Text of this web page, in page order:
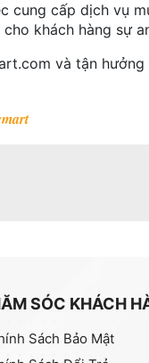
cấp dịch vụ
khách hàng sự
và tận
SÓC KHÁCH
Sách Bảo Mật